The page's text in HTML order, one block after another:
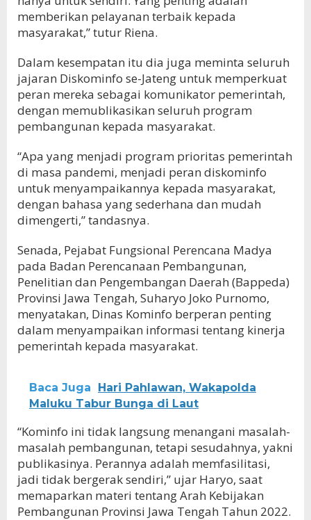
memberikan pelayanan terbaik kepada
masyarakat,” tutur Riena.
Dalam kesempatan itu dia juga meminta seluruh
jajaran Diskominfo se-Jateng untuk memperkuat
peran mereka sebagai komunikator pemerintah,
dengan memublikasikan seluruh program
pembangunan kepada masyarakat.
“Apa yang menjadi program prioritas pemerintah
di masa pandemi, menjadi peran diskominfo
untuk menyampaikannya kepada masyarakat,
dengan bahasa yang sederhana dan mudah
dimengerti,” tandasnya.
Senada, Pejabat Fungsional Perencana Madya
pada Badan Perencanaan Pembangunan,
Penelitian dan Pengembangan Daerah (Bappeda)
Provinsi Jawa Tengah, Suharyo Joko Purnomo,
menyatakan, Dinas Kominfo berperan penting
dalam menyampaikan informasi tentang kinerja
pemerintah kepada masyarakat.
Baca Juga
Hari Pahlawan, Wakapolda
Maluku Tabur Bunga di Laut
“Kominfo ini tidak langsung menangani masalah-
masalah pembangunan, tetapi sesudahnya, yakni
publikasinya. Perannya adalah memfasilitasi,
jadi tidak bergerak sendiri,” ujar Haryo, saat
memaparkan materi tentang Arah Kebijakan
Pembangunan Provinsi Jawa Tengah Tahun 2022.